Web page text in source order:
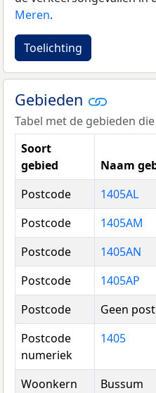
Meren.
Toelichting
Gebieden
Tabel met de gebieden
Soort
gebied
Naam
Postcode
1405AL
Postcode
1405AM
Postcode
1405AN
Postcode
1405AP
Postcode
Geen
Postcode
numeriek
1405
Woonkern Bussum